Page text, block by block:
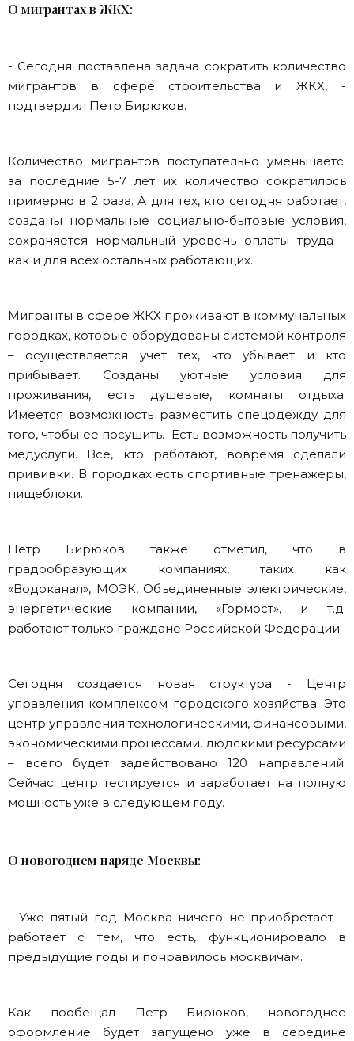
О мигрантах в ЖКХ:
- Сегодня поставлена задача сократить количество
мигрантов в сфере строительства и ЖКХ, -
подтвердил Петр Бирюков.
Количество мигрантов поступательно уменьшаетс:
за последние 5-7 лет их количество сократилось
примерно в 2 раза. А для тех, кто сегодня работает,
созданы нормальные социально-бытовые условия,
сохраняется нормальный уровень оплаты труда -
как и для всех остальных работающих.
Мигранты в сфере ЖКХ проживают в коммунальных
городках, которые оборудованы системой контроля
– осуществляется учет тех, кто убывает и кто
прибывает. Созданы уютные условия для
проживания, есть душевые, комнаты отдыха.
Имеется возможность разместить спецодежду для
того, чтобы ее посушить. Есть возможность получить
медуслуги. Все, кто работают, вовремя сделали
прививки. В городках есть спортивные тренажеры,
пищеблоки.
Петр Бирюков также отметил, что в
градообразующих компаниях, таких как
«Водоканал», МОЭК, Объединенные электрические,
энергетические компании, «Гормост», и т.д.
работают только граждане Российской Федерации.
Сегодня создается новая структура - Центр
управления комплексом городского хозяйства. Это
центр управления технологическими, финансовыми,
экономическими процессами, людскими ресурсами
– всего будет задействовано 120 направлений.
Сейчас центр тестируется и заработает на полную
мощность уже в следующем году.
О новогоднем наряде Москвы:
- Уже пятый год Москва ничего не приобретает –
работает с тем, что есть, функционировало в
предыдущие годы и понравилось москвичам.
Как пообещал Петр Бирюков, новогоднее
оформление будет запущено уже в середине